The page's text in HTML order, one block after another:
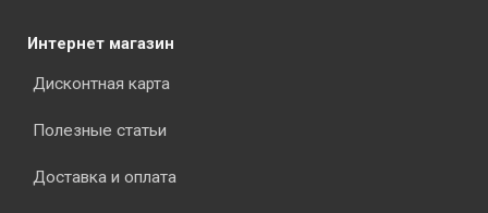
Интернет магазин
Дисконтная карта
Полезные статьи
Доставка и оплата